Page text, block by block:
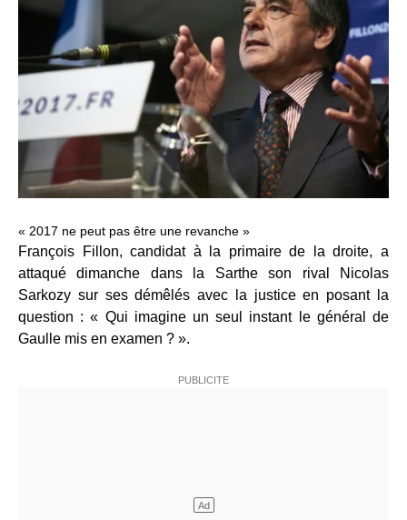
« 2017 ne peut pas être une revanche »
François Fillon, candidat à la primaire de la droite, a
attaqué dimanche dans la Sarthe son rival Nicolas
Sarkozy sur ses démêlés avec la justice en posant la
question : « Qui imagine un seul instant le général de
Gaulle mis en examen ? ».